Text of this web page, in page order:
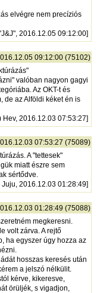
elvégre nem precíziós
2016.12.05 09:12:00]
09:12:00 (75102)
valóban nagyon gagyi
Az OKT-t és
de az Alföldi kéket én is
Hev, 2016.12.03 07:53:27]
07:53:27 (75089)
A "tettesek"
miatt észre sem
sértődve.
2016.12.03 01:28:49]
01:28:49 (75088)
megkeresni.
volt zárva. A rejtő
ha egyszer úgy hozza az
hosszas keresés után
a jelszó nélkülit.
kérve, kikeresve,
örüljék, s vigadjon,